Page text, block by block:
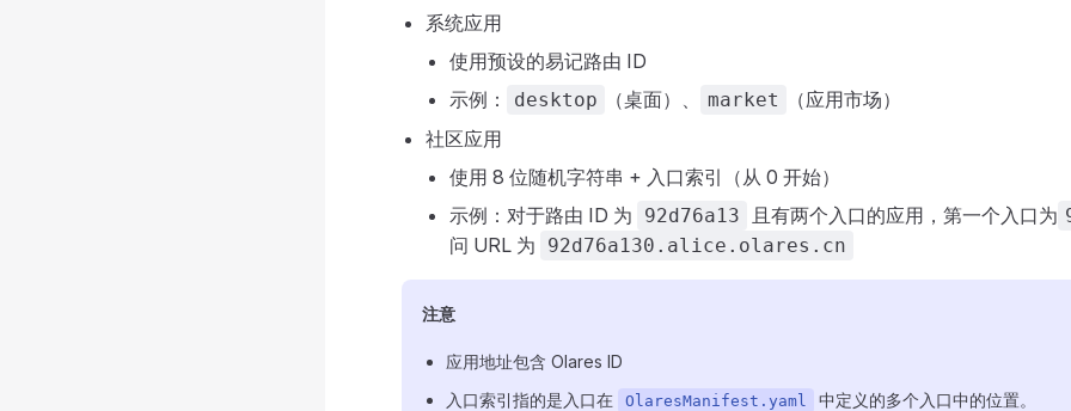
系统应用
使用预设的易记路由 ID
示例：
desktop （桌面）、 market
（应用市场）
社区应用
使用 8 位随机字符串 + 入口索引（从 0 开始）
示例：对于路由 ID 为
92d76a13 且有两个入口的应用，第一个入口为
问 URL 为
92d76a130.alice.olares.cn
注意
应用地址包含 Olares ID
入口索引指的是入口在
OlaresManifest.yaml 中定义的多个入口中的位置。